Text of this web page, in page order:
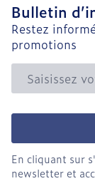
Bulletin
Restez
promotions
Adresse mail
En cliquant sur
newsletter et